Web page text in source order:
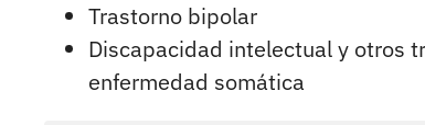
Trastorno bipolar
Discapacidad intelectual y otros
enfermedad somática